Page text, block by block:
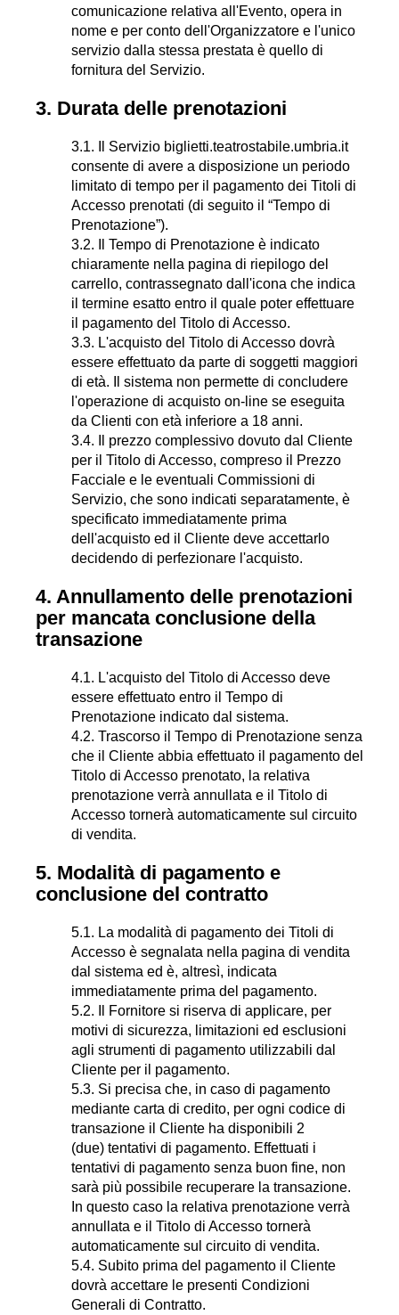
comunicazione relativa all'Evento, opera in
nome e per conto dell'Organizzatore e l'unico
servizio dalla stessa prestata è quello di
fornitura del Servizio.
3. Durata delle prenotazioni
3.1. Il Servizio biglietti.teatrostabile.umbria.it
consente di avere a disposizione un periodo
limitato di tempo per il pagamento dei Titoli di
Accesso prenotati (di seguito il “Tempo di
Prenotazione”).
3.2. Il Tempo di Prenotazione è indicato
chiaramente nella pagina di riepilogo del
carrello, contrassegnato dall'icona che indica
il termine esatto entro il quale poter effettuare
il pagamento del Titolo di Accesso.
3.3. L'acquisto del Titolo di Accesso dovrà
essere effettuato da parte di soggetti maggiori
di età. Il sistema non permette di concludere
l'operazione di acquisto on-line se eseguita
da Clienti con età inferiore a 18 anni.
3.4. Il prezzo complessivo dovuto dal Cliente
per il Titolo di Accesso, compreso il Prezzo
Facciale e le eventuali Commissioni di
Servizio, che sono indicati separatamente, è
specificato immediatamente prima
dell'acquisto ed il Cliente deve accettarlo
decidendo di perfezionare l'acquisto.
4. Annullamento delle prenotazioni
per mancata conclusione della
transazione
4.1. L'acquisto del Titolo di Accesso deve
essere effettuato entro il Tempo di
Prenotazione indicato dal sistema.
4.2. Trascorso il Tempo di Prenotazione senza
che il Cliente abbia effettuato il pagamento del
Titolo di Accesso prenotato, la relativa
prenotazione verrà annullata e il Titolo di
Accesso tornerà automaticamente sul circuito
di vendita.
5. Modalità di pagamento e
conclusione del contratto
5.1. La modalità di pagamento dei Titoli di
Accesso è segnalata nella pagina di vendita
dal sistema ed è, altresì, indicata
immediatamente prima del pagamento.
5.2. Il Fornitore si riserva di applicare, per
motivi di sicurezza, limitazioni ed esclusioni
agli strumenti di pagamento utilizzabili dal
Cliente per il pagamento.
5.3. Si precisa che, in caso di pagamento
mediante carta di credito, per ogni codice di
transazione il Cliente ha disponibili 2
(due) tentativi di pagamento. Effettuati i
tentativi di pagamento senza buon fine, non
sarà più possibile recuperare la transazione.
In questo caso la relativa prenotazione verrà
annullata e il Titolo di Accesso tornerà
automaticamente sul circuito di vendita.
5.4. Subito prima del pagamento il Cliente
dovrà accettare le presenti Condizioni
Generali di Contratto.